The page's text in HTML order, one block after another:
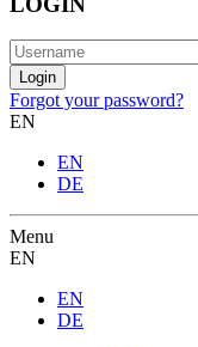
Forgot your password?
EN
EN
DE
Menu
EN
EN
DE